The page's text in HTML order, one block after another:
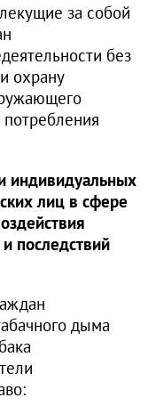
за собой
без
охрану
индивидуальных
лиц в сфере
последствий
дыма